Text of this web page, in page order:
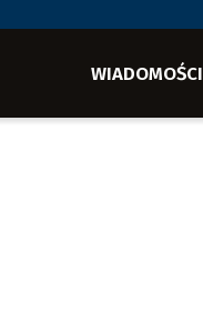
WIADOMOŚCI